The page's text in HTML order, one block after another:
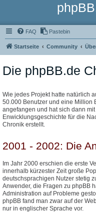
FAQ Pastebin
Startseite Community
Die phpBB.de
Wie jedes Projekt hatte natürlich
50.000 Benutzer und eine Million
angefangen und hat sich dann
Enwicklungsgeschichte für die
Chronik erstellt.
2001 - 2002: Die
Im Jahr 2000 erschien die erste
innerhalb kürzester Zeit große
deutschsprachigen Nutzer stetig
Anwender, die Fragen zu phpBB
Administration auf Probleme
phpBB fand man zwar auf der
nur in englischer Sprache vor.